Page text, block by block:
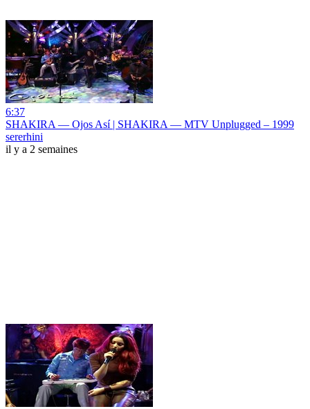
6:37
SHAKIRA — Ojos Así | SHAKIRA — MTV Unplugged – 1999
sererhini
il y a 2 semaines